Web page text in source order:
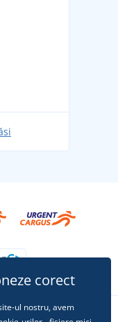
cu caracter
- pregătiți-vă
ținute pentru
corect
ul nostru, avem